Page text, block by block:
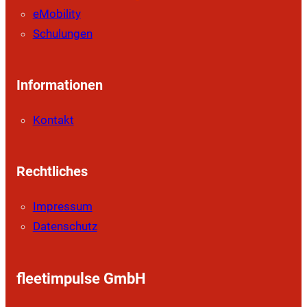
eMobility
Schulungen
Informationen
Kontakt
Rechtliches
Impressum
Datenschutz
fleetimpulse GmbH